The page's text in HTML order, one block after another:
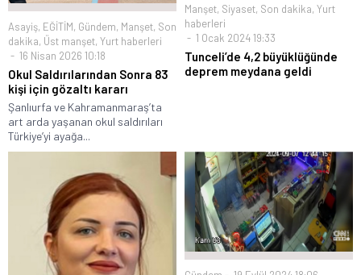
Asayiş, EĞİTİM, Gündem, Manşet, Son
dakika, Üst manşet, Yurt haberleri
16 Nisan 2026 10:18
Okul Saldırılarından Sonra 83
kişi için gözaltı kararı
Şanlıurfa ve Kahramanmaraş’ta
art arda yaşanan okul saldırıları
Türkiye’yi ayağa...
Manşet, Siyaset, Son dakika, Yurt
haberleri
1 Ocak 2024 19:33
Tunceli’de 4,2 büyüklüğünde
deprem meydana geldi